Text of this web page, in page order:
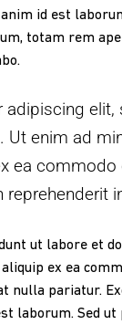
id est
totam rem
enim ad
ea commodo
reprehenderit
ut labore et
ex ea
pariatur.
laborum. Sed